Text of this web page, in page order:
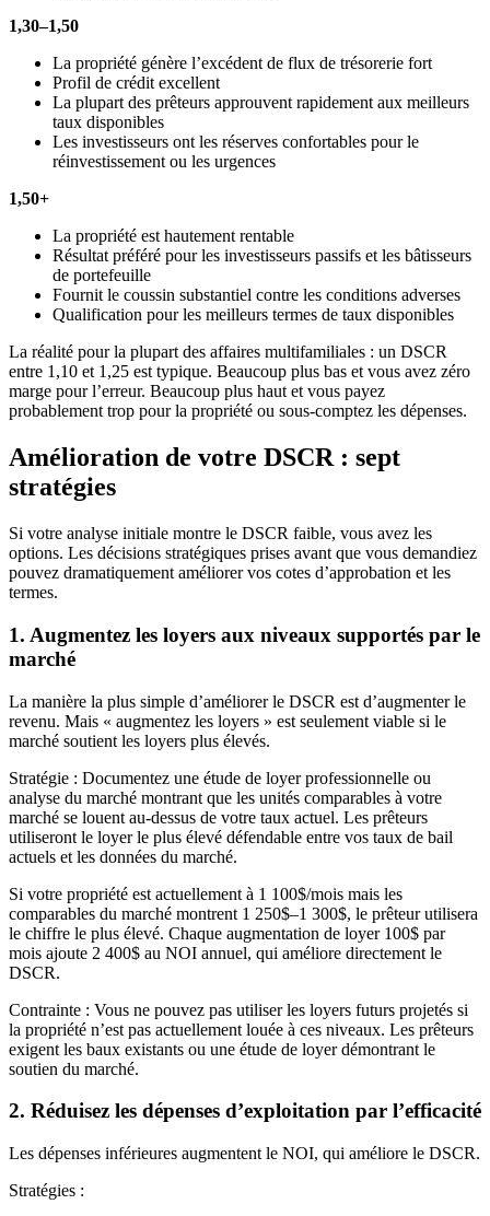
1,30–1,50
La propriété génère l’excédent de flux de trésorerie fort
Profil de crédit excellent
La plupart des prêteurs approuvent rapidement aux meilleurs
taux disponibles
Les investisseurs ont les réserves confortables pour le
réinvestissement ou les urgences
1,50+
La propriété est hautement rentable
Résultat préféré pour les investisseurs passifs et les bâtisseurs
de portefeuille
Fournit le coussin substantiel contre les conditions adverses
Qualification pour les meilleurs termes de taux disponibles
La réalité pour la plupart des affaires multifamiliales : un DSCR
entre 1,10 et 1,25 est typique. Beaucoup plus bas et vous avez zéro
marge pour l’erreur. Beaucoup plus haut et vous payez
probablement trop pour la propriété ou sous-comptez les dépenses.
Amélioration de votre DSCR : sept
stratégies
Si votre analyse initiale montre le DSCR faible, vous avez les
options. Les décisions stratégiques prises avant que vous demandiez
pouvez dramatiquement améliorer vos cotes d’approbation et les
termes.
1. Augmentez les loyers aux niveaux supportés par le
marché
La manière la plus simple d’améliorer le DSCR est d’augmenter le
revenu. Mais « augmentez les loyers » est seulement viable si le
marché soutient les loyers plus élevés.
Stratégie : Documentez une étude de loyer professionnelle ou
analyse du marché montrant que les unités comparables à votre
marché se louent au-dessus de votre taux actuel. Les prêteurs
utiliseront le loyer le plus élevé défendable entre vos taux de bail
actuels et les données du marché.
Si votre propriété est actuellement à 1 100$/mois mais les
comparables du marché montrent 1 250$–1 300$, le prêteur utilisera
le chiffre le plus élevé. Chaque augmentation de loyer 100$ par
mois ajoute 2 400$ au NOI annuel, qui améliore directement le
DSCR.
Contrainte : Vous ne pouvez pas utiliser les loyers futurs projetés si
la propriété n’est pas actuellement louée à ces niveaux. Les prêteurs
exigent les baux existants ou une étude de loyer démontrant le
soutien du marché.
2. Réduisez les dépenses d’exploitation par l’efficacité
Les dépenses inférieures augmentent le NOI, qui améliore le DSCR.
Stratégies :